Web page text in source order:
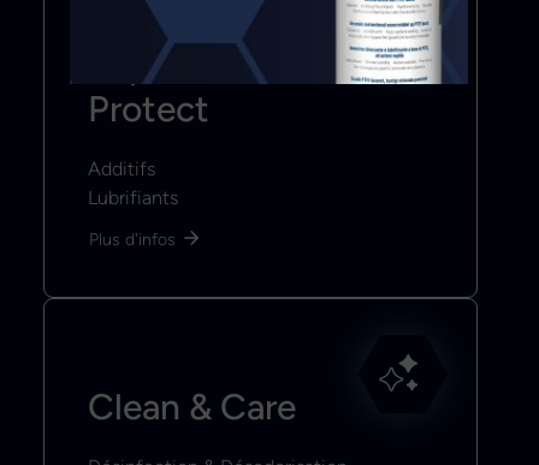
Improve &
Protect
Additifs
Lubrifiants
Plus d'infos
Clean & Care